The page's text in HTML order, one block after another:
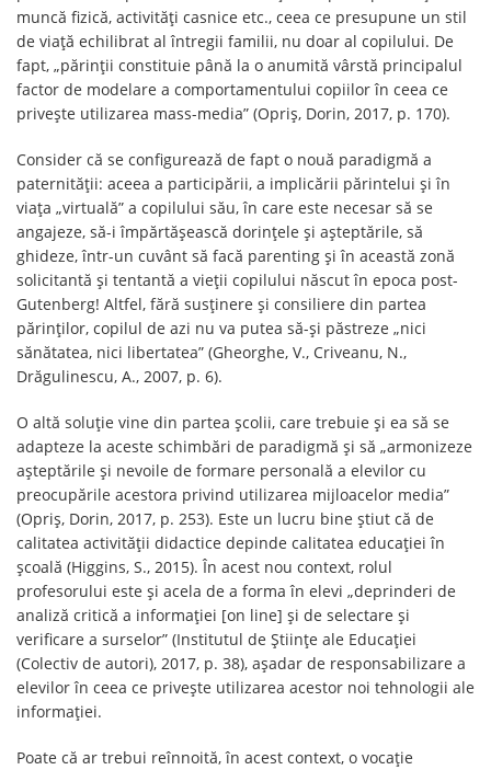
muncă fizică, activități casnice etc., ceea ce presupune un stil
de viață echilibrat al întregii familii, nu doar al copilului. De
fapt, „părinţii constituie până la o anumită vârstă principalul
factor de modelare a comportamentului copiilor în ceea ce
priveşte utilizarea mass-media” (Opriş, Dorin, 2017, p. 170).
Consider că se configurează de fapt o nouă paradigmă a
paternității: aceea a participării, a implicării părintelui și în
viața „virtuală” a copilului său, în care este necesar să se
angajeze, să-i împărtășească dorințele și așteptările, să
ghideze, într-un cuvânt să facă parenting și în această zonă
solicitantă și tentantă a vieții copilului născut în epoca post-
Gutenberg! Altfel, fără susținere și consiliere din partea
părinților, copilul de azi nu va putea să-și păstreze „nici
sănătatea, nici libertatea” (Gheorghe, V., Criveanu, N.,
Drăgulinescu, A., 2007, p. 6).
O altă soluție vine din partea școlii, care trebuie și ea să se
adapteze la aceste schimbări de paradigmă și să „armonizeze
aşteptările şi nevoile de formare personală a elevilor cu
preocupările acestora privind utilizarea mijloacelor media”
(Opriş, Dorin, 2017, p. 253). Este un lucru bine știut că de
calitatea activităţii didactice depinde calitatea educației în
școală (Higgins, S., 2015). În acest nou context, rolul
profesorului este și acela de a forma în elevi „deprinderi de
analiză critică a informației [on line] și de selectare și
verificare a surselor” (Institutul de Științe ale Educației
(Colectiv de autori), 2017, p. 38), așadar de responsabilizare a
elevilor în ceea ce privește utilizarea acestor noi tehnologii ale
informației.
Poate că ar trebui reînnoită, în acest context, o vocație